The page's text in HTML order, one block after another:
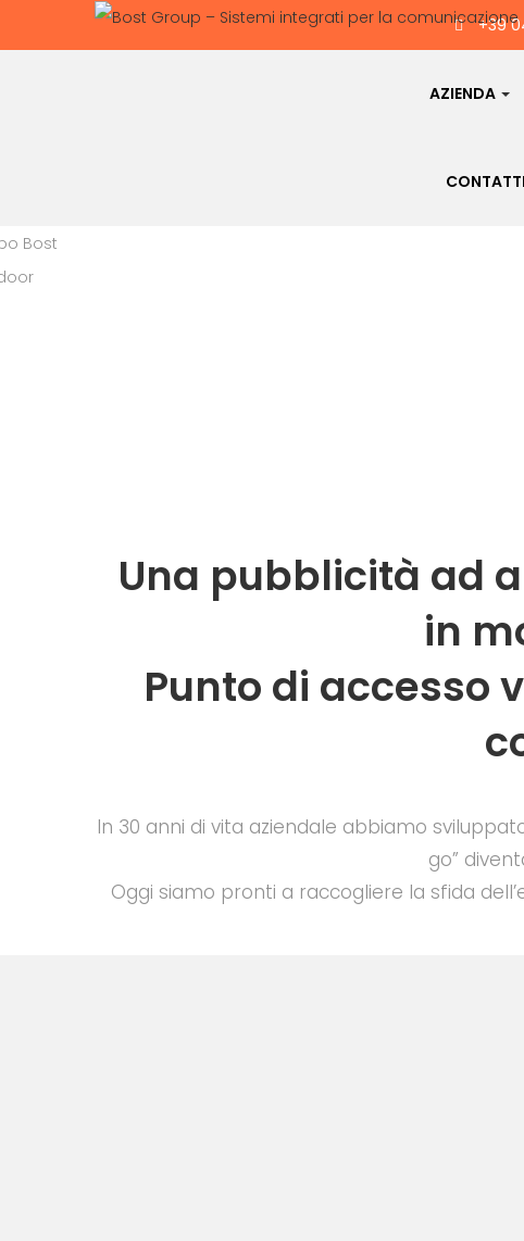
+39
AZIENDA
CONTATTI
Una pubblicità ad
in
Punto di accesso
In 30 anni di vita aziendale abbiamo
go”
Oggi siamo pronti a raccogliere la sfida